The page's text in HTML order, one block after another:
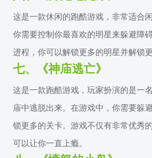
这是一款休闲的跑酷游戏，非常适合
你需要控制你最喜欢的明星来躲避障
进程，你可以解锁更多的明星并解锁
七、《神庙逃亡》
这是一款跑酷游戏，玩家扮演的是一
庙中逃脱出来。在游戏中，你需要躲
锁更多的关卡。游戏不仅有非常优秀
可以让你一直上瘾。